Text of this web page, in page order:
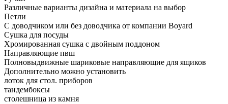
Различные варианты дизайна и материала на выбор
Петли
С доводчиком или без доводчика от компании Boyard
Сушка для посуды
Хромированная сушка с двойным поддоном
Направляющие пвш
Полновыдвижные шариковые направляющие для ящиков
Дополнительно можно установить
лоток для стол. приборов
тандембоксы
столешница из камня